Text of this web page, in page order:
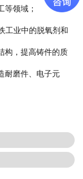
等领域；
工业中的脱氧剂和
构，提高铸件的质
耐磨件、电子元